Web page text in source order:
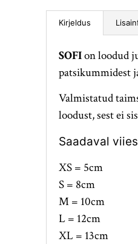
Kirjeldus
SOFIon loodud
patsikummidest
Valmistatud
loodust, sest ei
Saadaval
XS = 5cm
S = 8cm
M = 10cm
L = 12cm
XL = 13cm